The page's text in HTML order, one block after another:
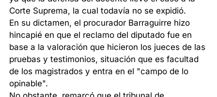
Corte Suprema, la cual todavía no se expidió.
En su dictamen, el procurador Barraguirre hizo
hincapié en que el reclamo del diputado fue en
base a la valoración que hicieron los jueces de las
pruebas y testimonios, situación que es facultad
de los magistrados y entra en el "campo de lo
opinable".